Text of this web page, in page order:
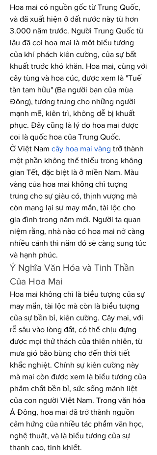
Hoa mai có nguồn gốc từ Trung Quốc,
và đã xuất hiện ở đất nước này từ hơn
3.000 năm trước. Người Trung Quốc từ
lâu đã coi hoa mai là một biểu tượng
của khí phách kiên cường, của sự bất
khuất trước khó khăn. Hoa mai, cùng với
cây tùng và hoa cúc, được xem là "Tuế
tàn tam hữu" (Ba người bạn của mùa
Đông), tượng trưng cho những người
mạnh mẽ, kiên trì, không dễ bị khuất
phục. Đây cũng là lý do hoa mai được
coi là quốc hoa của Trung Quốc.
Ở Việt Nam cây hoa mai vàng trở thành
một phần không thể thiếu trong không
gian Tết, đặc biệt là ở miền Nam. Màu
vàng của hoa mai không chỉ tượng
trưng cho sự giàu có, thịnh vượng mà
còn mang lại sự may mắn, tài lộc cho
gia đình trong năm mới. Người ta quan
niệm rằng, nhà nào có hoa mai nở càng
nhiều cánh thì năm đó sẽ càng sung túc
và hạnh phúc.
Ý Nghĩa Văn Hóa và Tinh Thần
Của Hoa Mai
Hoa mai không chỉ là biểu tượng của sự
may mắn, tài lộc mà còn là biểu tượng
của sự bền bỉ, kiên cường. Cây mai, với
rễ sâu vào lòng đất, có thể chịu đựng
được mọi thử thách của thiên nhiên, từ
mưa gió bão bùng cho đến thời tiết
khắc nghiệt. Chính sự kiên cường này
mà mai còn được xem là biểu tượng của
phẩm chất bền bỉ, sức sống mãnh liệt
của con người Việt Nam. Trong văn hóa
Á Đông, hoa mai đã trở thành nguồn
cảm hứng của nhiều tác phẩm văn học,
nghệ thuật, và là biểu tượng của sự
thanh cao, tinh khiết.